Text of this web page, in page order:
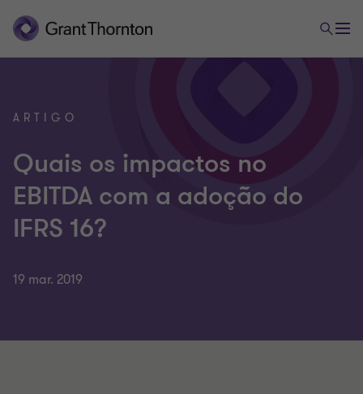
ARTIGO
Quais os impactos no
EBITDA com a adoção do
IFRS 16?
19 mar. 2019